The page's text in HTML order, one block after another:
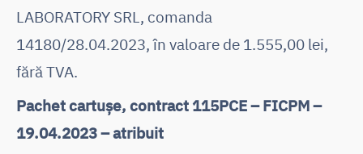
LABORATORY SRL, comanda
14180/28.04.2023, în valoare de 1.555,00 lei,
fără TVA.
Pachet cartușe, contract 115PCE – FICPM –
19.04.2023 – atribuit